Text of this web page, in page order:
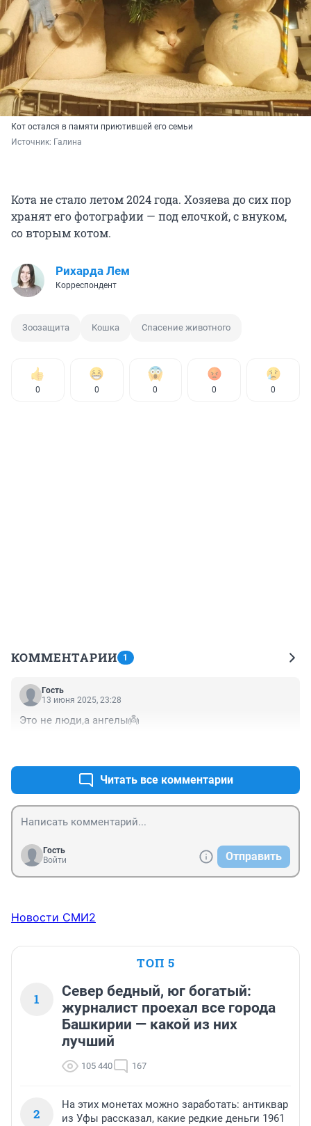
Кот остался в памяти приютившей его семьи
Источник: Галина
Кота не стало летом 2024 года. Хозяева до сих пор
хранят его фотографии — под елочкой, с внуком,
со вторым котом.
Рихарда Лем
Корреспондент
Зоозащита Кошка Спасение животного
0 0 0 0 0
КОММЕНТАРИИ 1
Гость
13 июня 2025, 23:28
Это не люди,а ангелы👼
Читать все комментарии
Гость
Войти
Отправить
Новости СМИ2
ТОП 5
1
Север бедный, юг богатый:
журналист проехал все города
Башкирии — какой из них
лучший
105 440 167
2
На этих монетах можно заработать: антиквар
из Уфы рассказал, какие редкие деньги 1961